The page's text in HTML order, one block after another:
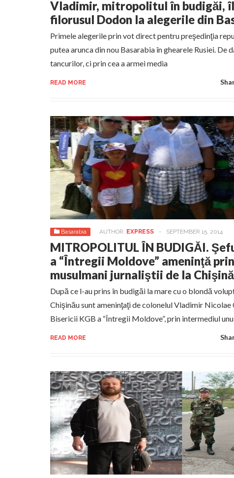
Vladimir, mitropolitul în budigăi, îl
filorusul Dodon la alegerile din
Primele alegerile prin vot direct pentru preşedinţia
putea arunca din nou Basarabia în ghearele Rusiei. De
tancurilor, ci prin cea a armei media
READ MORE
Basarabia AUTHOR: EXPRESS - SEPTEMBER 15, 2014
MITROPOLITUL ÎN BUDIGĂI.
a “Întregii Moldove” ameninţă
musulmani jurnaliştii de la
După ce l-au prins în budigăi la mare cu o blondă
Chişinău sunt ameninţaţi de colonelul Vladimir
Bisericii KGB a “Întregii Moldove”, prin intermediul
READ MORE